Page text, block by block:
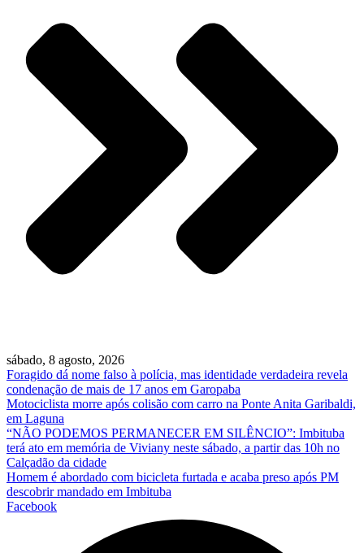
sábado, 8 agosto, 2026
Foragido dá nome falso à polícia, mas identidade verdadeira revela
condenação de mais de 17 anos em Garopaba
Motociclista morre após colisão com carro na Ponte Anita Garibaldi,
em Laguna
“NÃO PODEMOS PERMANECER EM SILÊNCIO”: Imbituba
terá ato em memória de Viviany neste sábado, a partir das 10h no
Calçadão da cidade
Homem é abordado com bicicleta furtada e acaba preso após PM
descobrir mandado em Imbituba
Facebook